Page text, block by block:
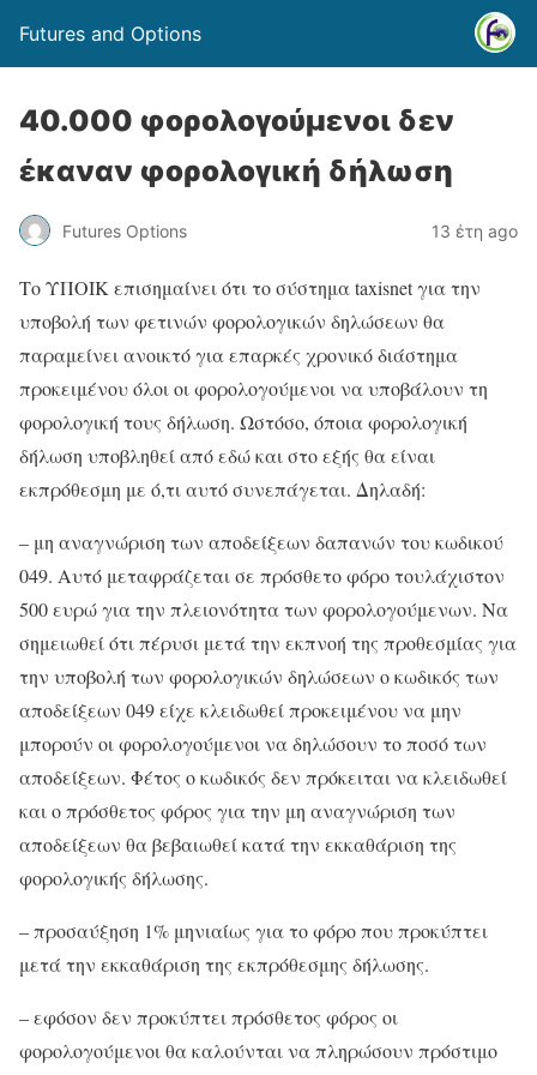
Futures and Options
40.000 φορολογούμενοι δεν
έκαναν φορολογική δήλωση
Futures Options 13 έτη ago
Το ΥΠΟΙΚ επισημαίνει ότι το σύστημα taxisnet για την
υποβολή των φετινών φορολογικών δηλώσεων θα
παραμείνει ανοικτό για επαρκές χρονικό διάστημα
προκειμένου όλοι οι φορολογούμενοι να υποβάλουν τη
φορολογική τους δήλωση. Ωστόσο, όποια φορολογική
δήλωση υποβληθεί από εδώ και στο εξής θα είναι
εκπρόθεσμη με ό,τι αυτό συνεπάγεται. Δηλαδή:
– μη αναγνώριση των αποδείξεων δαπανών του κωδικού
049. Αυτό μεταφράζεται σε πρόσθετο φόρο τουλάχιστον
500 ευρώ για την πλειονότητα των φορολογούμενων. Να
σημειωθεί ότι πέρυσι μετά την εκπνοή της προθεσμίας για
την υποβολή των φορολογικών δηλώσεων ο κωδικός των
αποδείξεων 049 είχε κλειδωθεί προκειμένου να μην
μπορούν οι φορολογούμενοι να δηλώσουν το ποσό των
αποδείξεων. Φέτος ο κωδικός δεν πρόκειται να κλειδωθεί
και ο πρόσθετος φόρος για την μη αναγνώριση των
αποδείξεων θα βεβαιωθεί κατά την εκκαθάριση της
φορολογικής δήλωσης.
– προσαύξηση 1% μηνιαίως για το φόρο που προκύπτει
μετά την εκκαθάριση της εκπρόθεσμης δήλωσης.
– εφόσον δεν προκύπτει πρόσθετος φόρος οι
φορολογούμενοι θα καλούνται να πληρώσουν πρόστιμο